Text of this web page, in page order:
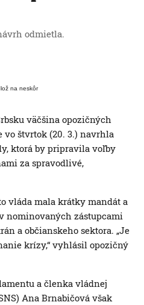
odmietla.
na neskôr
väčšina opozičných
vo štvrtok (20. 3.) navrhla
ktorá by pripravila voľby
za spravodlivé,
vláda mala krátky mandát a
nominovaných zástupcami
a občianskeho sektora. „Je
krízy,“ vyhlásil opozičný
a členka vládnej
Ana Brnabičová však